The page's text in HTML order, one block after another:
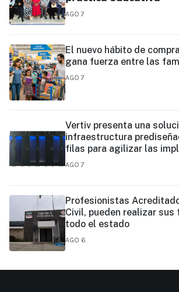
AGO 7
El nuevo hábito de
gana fuerza entre las
AGO 7
Vertiv presenta una
infraestructura
filas para agilizar las
de centros de datos en el
AGO 7
Profesionistas
Civil, pueden realizar sus
todo el estado
AGO 6